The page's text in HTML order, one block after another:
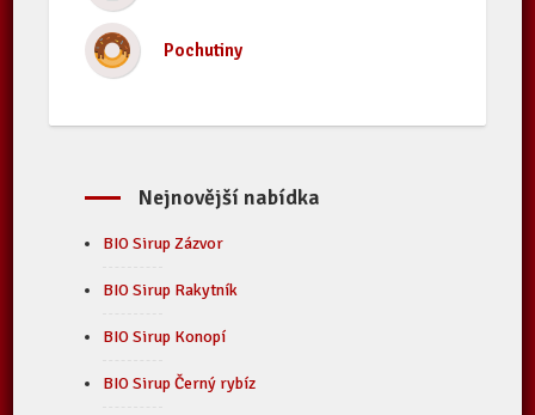
Pochutiny
Nejnovější nabídka
BIO Sirup Zázvor
BIO Sirup Rakytník
BIO Sirup Konopí
BIO Sirup Černý rybíz